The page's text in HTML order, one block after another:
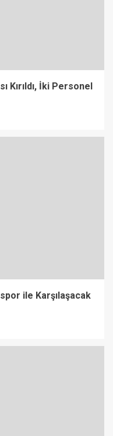
Kırıldı, İki Personel
ile Karşılaşacak